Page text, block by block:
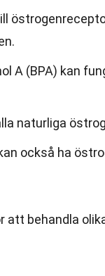
A (BPA) kan
naturliga
också ha
att behandla